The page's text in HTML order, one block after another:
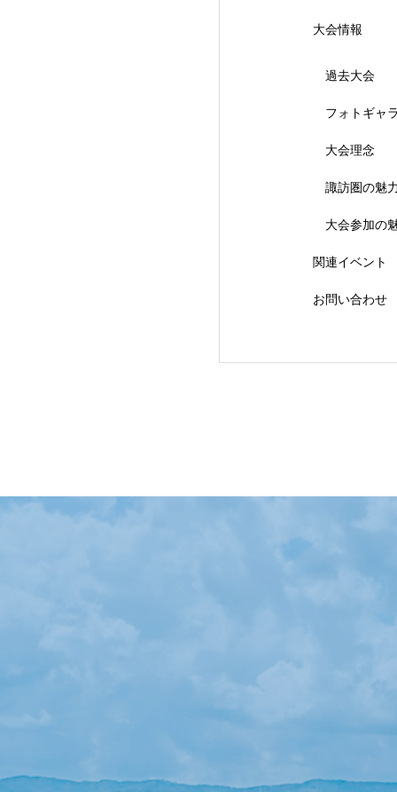
【会議報告】諏訪
【会議報告】諏
大会情報
過去大会
フォトギャ
大会理念
諏訪圏の魅力
大会参加の
関連イベント
お問い合わせ